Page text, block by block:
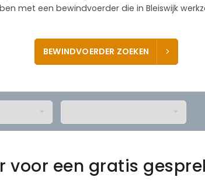
met een bewindvoerder die in Bleiswijk
BEWINDVOERDER ZOEKEN
voor een gratis